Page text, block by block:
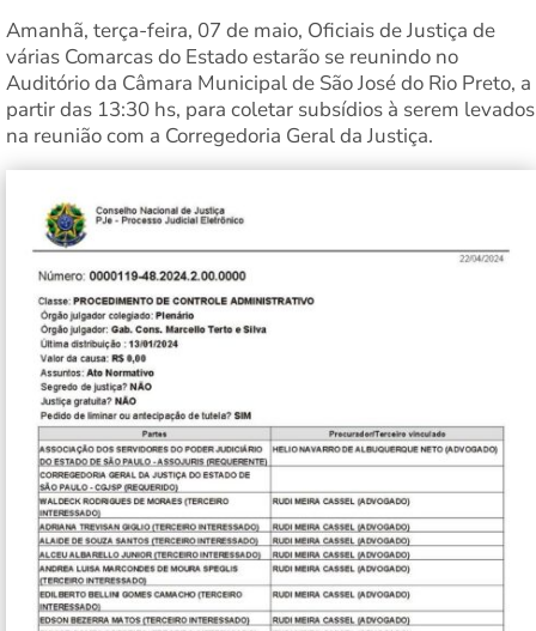
Amanhã, terça-feira, 07 de maio, Oficiais de Justiça de
várias Comarcas do Estado estarão se reunindo no
Auditório da Câmara Municipal de São José do Rio Preto, a
partir das 13:30 hs, para coletar subsídios à serem levados
na reunião com a Corregedoria Geral da Justiça.